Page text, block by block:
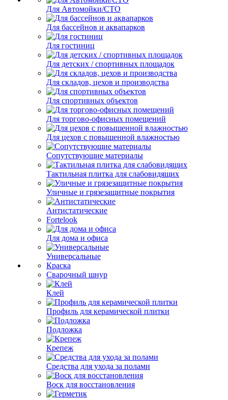
Для Автомойки/СТО
Для бассейнов и аквапарков
Для гостиниц
Для детских / спортивных площадок
Для складов, цехов и производства
Для спортивных объектов
Для торгово-офисных помещений
Для цехов с повышенной влажностью
Сопутствующие материалы
Тактильная плитка для слабовидящих
Уличные и грязезащитные покрытия
Антистатические
Fortelook
Для дома и офиса
Универсальные
Краска
Сварочный шнур
Клей
Профиль для керамической плитки
Подложка
Крепеж
Средства для ухода за полами
Воск для восстановления